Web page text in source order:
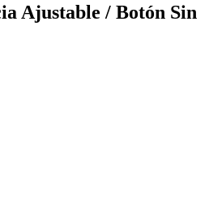
Ajustable / Botón Sin